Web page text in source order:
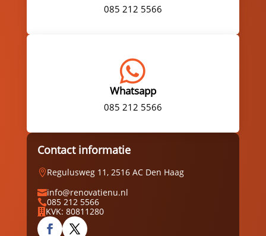
085 212 5566

Whatsapp
085 212 5566
Contact informatie
Regulusweg 11, 2516 AC Den Haag
info@renovatienu.nl
085 212 5566
 KVK: 80811280